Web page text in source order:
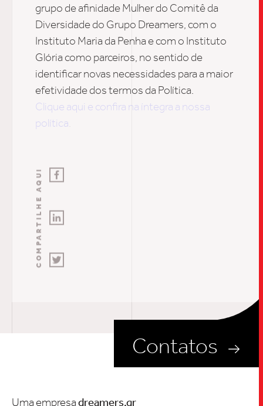
grupo de afinidade Mulher do Comitê da
Diversidade do Grupo Dreamers, com o
Instituto Maria da Penha e com o Instituto
Glória como parceiros, no sentido de
identificar novas necessidades para a maior
efetividade dos termos da Política.
Clique aqui e confira na íntegra a nossa
política
COMPARTILHE AQUI
Contatos
Uma empresadreamers.gr